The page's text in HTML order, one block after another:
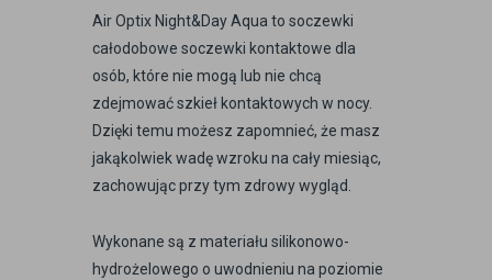
Air Optix Night&Day Aqua to soczewki
całodobowe soczewki kontaktowe dla
osób, które nie mogą lub nie chcą
zdejmować szkieł kontaktowych w nocy.
Dzięki temu możesz zapomnieć, że masz
jakąkolwiek wadę wzroku na cały miesiąc,
zachowując przy tym zdrowy wygląd.
Wykonane są z materiału silikonowo-
hydrożelowego o uwodnieniu na poziomie